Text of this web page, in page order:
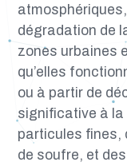
dégradation de
zones urbaines
qu’elles
ou à partir de
significative à la
particules fines,
de soufre, et